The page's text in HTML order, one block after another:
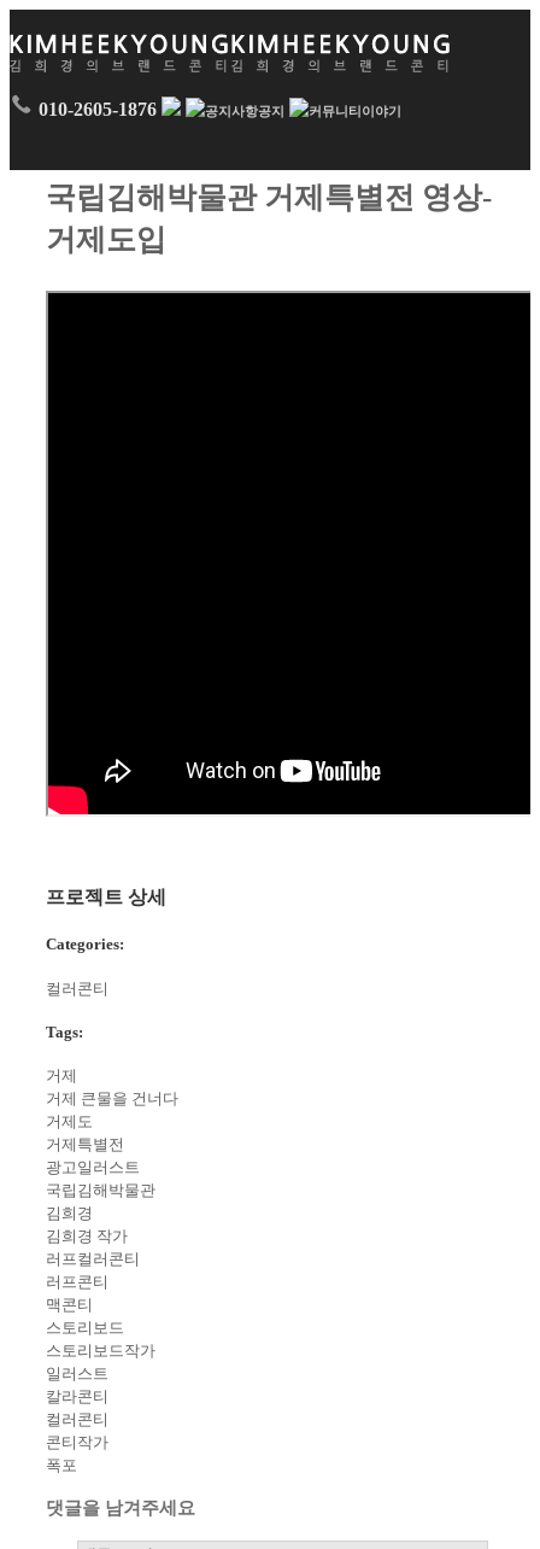
010-2605-1876 공지 이야기
국립김해박물관 거제특별전 영상-
거제도입
프로젝트 상세
Categories:
컬러콘티
Tags:
거제
거제 큰물을 건너다
거제도
거제특별전
광고일러스트
국립김해박물관
김희경
김희경 작가
러프컬러콘티
러프콘티
맥콘티
스토리보드
스토리보드작가
일러스트
칼라콘티
컬러콘티
콘티작가
폭포
댓글을 남겨주세요